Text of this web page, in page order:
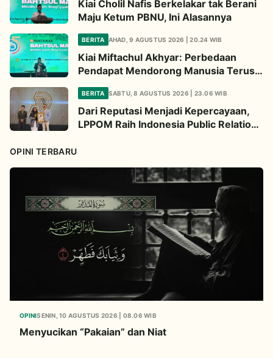
Kiai Cholil Nafis Berkelakar tak Berani
Maju Ketum PBNU, Ini Alasannya
BERITA AHAD, 9 AGUSTUS 2026 | 20.24 WIB
Kiai Miftachul Akhyar: Perbedaan
Pendapat Mendorong Manusia Terus
Berpikir Cari Solusi
BERITA SABTU, 8 AGUSTUS 2026 | 23.06 WIB
Dari Reputasi Menjadi Kepercayaan,
LPPOM Raih Indonesia Public Relations
OPINI TERBARU
OPINISENIN, 10 AGUSTUS 2026 | 08.06 WIB
Menyucikan “Pakaian” dan Niat